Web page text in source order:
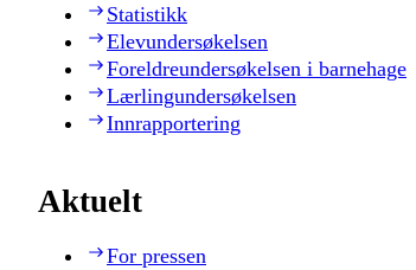
Statistikk
Elevundersøkelsen
Foreldreundersøkelsen i barnehage
Lærlingundersøkelsen
Innrapportering
Aktuelt
For pressen